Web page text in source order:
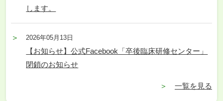
します。
2026年05月13日
【お知らせ】公式Facebook「卒後臨床研修センター」
閉鎖のお知らせ
一覧を見る